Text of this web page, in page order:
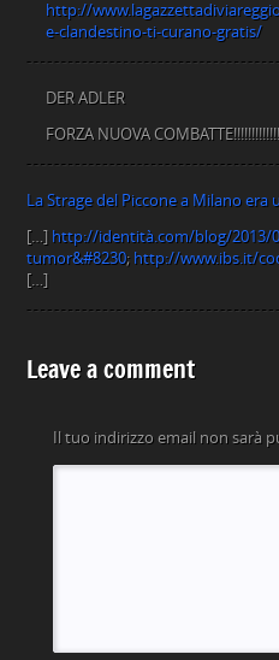
http://
e-clandestino-ti-curano-gratis/
DER ADLER
FORZA NUOVA
La Strage del Piccone a Milano era
[…] http://identità.com/blog/2013/
tumor&#8230; http://www.ibs.it/
[…]
Leave a comment
Il tuo indirizzo email non sarà